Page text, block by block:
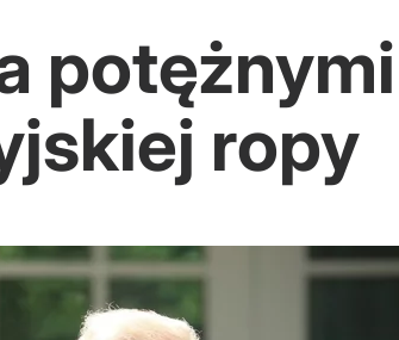
potężnymi
ropy